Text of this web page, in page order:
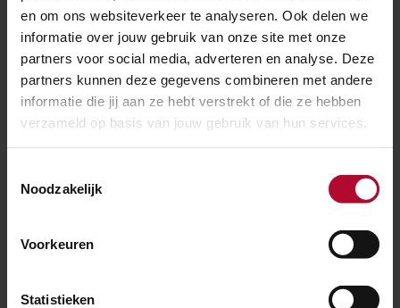
en om ons websiteverkeer te analyseren. Ook delen we
informatie over jouw gebruik van onze site met onze
partners voor social media, adverteren en analyse. Deze
partners kunnen deze gegevens combineren met andere
informatie die jij aan ze hebt verstrekt of die ze hebben
verzameld op basis van jouw gebruik van hun services.
Noodzakelijk
Voorkeuren
Statistieken
voorkomen moeten deze vervangen worden. Hierdoor
staan we voor een prachtige kans om samen met de
markt te innoveren.
Marktconsultatie
met diverse partijen gesproken om na te gaan hoe we
heeft veel waardevolle informatie en feedback
opgeleverd. Lees de 'The ProRail Times' voor een
kick-off event.